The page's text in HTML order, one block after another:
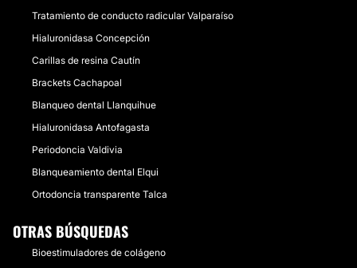
Tratamiento de conducto radicular Valparaíso
Hialuronidasa Concepción
Carillas de resina Cautín
Brackets Cachapoal
Blanqueo dental Llanquihue
Hialuronidasa Antofagasta
Periodoncia Valdivia
Blanqueamiento dental Elqui
Ortodoncia transparente Talca
OTRAS BÚSQUEDAS
Bioestimuladores de colágeno